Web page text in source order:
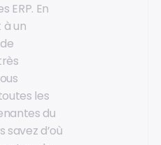
ERP. En
un
les
du
savez d’où